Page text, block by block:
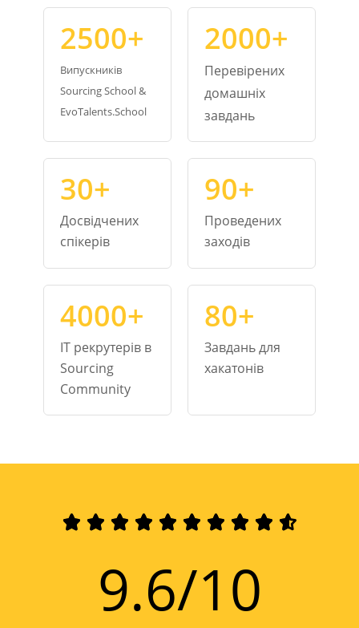
2500+
Випускників
Sourcing School &
EvoTalents.School
2000+
Перевірених
домашніх
завдань
30+
Досвідчених
спікерів
90+
Проведених
заходів
4000+
IT рекрутерів в
Sourcing
Community
80+
Завдань для
хакатонів
         
9.6/10